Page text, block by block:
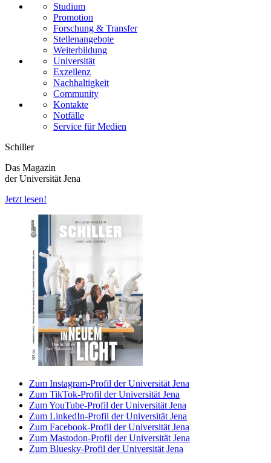
Studium
Promotion
Forschung & Transfer
Stellenangebote
Weiterbildung
Universität
Exzellenz
Nachhaltigkeit
Community
Kontakte
Notfälle
Service für Medien
Schiller
Das Magazin
der Universität Jena
Jetzt lesen!
Zum Instagram-Profil der Universität Jena
Zum TikTok-Profil der Universität Jena
Zum YouTube-Profil der Universität Jena
Zum LinkedIn-Profil der Universität Jena
Zum Facebook-Profil der Universität Jena
Zum Mastodon-Profil der Universität Jena
Zum Bluesky-Profil der Universität Jena